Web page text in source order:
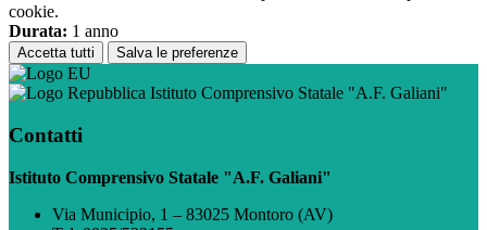
cookie.
Durata: 1 anno
Accetta tutti Salva le preferenze
Istituto Comprensivo Statale "A.F. Galiani"
Contatti
Istituto Comprensivo Statale "A.F. Galiani"
Via Municipio, 1 – 83025 Montoro (AV)